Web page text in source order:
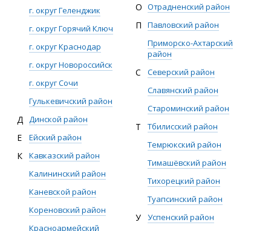
г. округ Геленджик
г. округ Горячий Ключ
г. округ Краснодар
г. округ Новороссийск
г. округ Сочи
Гулькевичский район
Д Динской район
Е Ейский район
К
Кавказский район
Калининский район
Каневской район
Кореновский район
Красноармейский
О Отрадненский район
П
Павловский район
Приморско-Ахтарский
район
С
Северский район
Славянский район
Староминский район
Т
Тбилисский район
Темрюкский район
Тимашёвский район
Тихорецкий район
Туапсинский район
У
Успенский район